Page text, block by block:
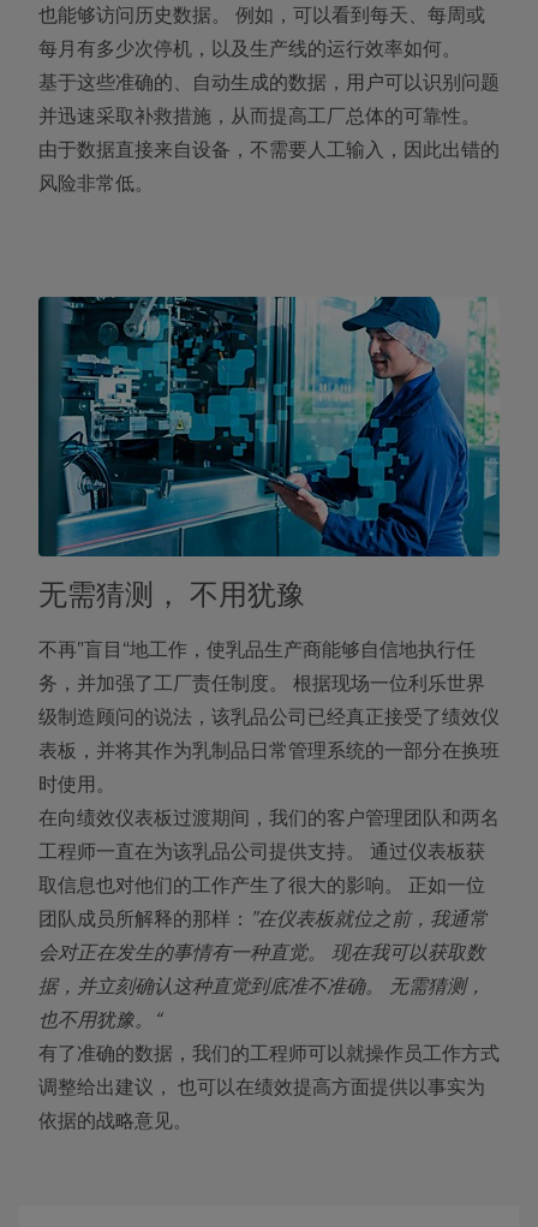
也能够访问历史数据。 例如，可以看到每天、每周或
每月有多少次停机，以及生产线的运行效率如何。
基于这些准确的、自动生成的数据，用户可以识别问题
并迅速采取补救措施，从而提高工厂总体的可靠性。
由于数据直接来自设备，不需要人工输入，因此出错的
风险非常低。
无需猜测， 不用犹豫
不再”盲目“地工作，使乳品生产商能够自信地执行任
务，并加强了工厂责任制度。 根据现场一位利乐世界
级制造顾问的说法，该乳品公司已经真正接受了绩效仪
表板，并将其作为乳制品日常管理系统的一部分在换班
时使用。
在向绩效仪表板过渡期间，我们的客户管理团队和两名
工程师一直在为该乳品公司提供支持。 通过仪表板获
取信息也对他们的工作产生了很大的影响。 正如一位
团队成员所解释的那样： ”在仪表板就位之前，我通常
会对正在发生的事情有一种直觉。 现在我可以获取数
据，并立刻确认这种直觉到底准不准确。 无需猜测，
也不用犹豫。“
有了准确的数据，我们的工程师可以就操作员工作方式
调整给出建议， 也可以在绩效提高方面提供以事实为
依据的战略意见。